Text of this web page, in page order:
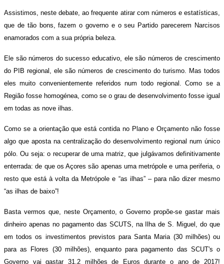
Assistimos, neste debate, ao frequente atirar com números e estatísticas,
que de tão bons, fazem o governo e o seu Partido parecerem Narcisos
enamorados com a sua própria beleza.
Ele são números do sucesso educativo, ele são números de crescimento
do PIB regional, ele são números de crescimento do turismo. Mas todos
eles muito convenientemente referidos num todo regional. Como se a
Região fosse homogénea, como se o grau de desenvolvimento fosse igual
em todas as nove ilhas.
Como se a orientação que está contida no Plano e Orçamento não fosse
algo que aposta na centralização do desenvolvimento regional num único
pólo. Ou seja: o recuperar de uma matriz, que julgávamos definitivamente
enterrada: de que os Açores são apenas uma metrópole e uma periferia, o
resto que está à volta da Metrópole e “as ilhas” – para não dizer mesmo
“as ilhas de baixo”!
Basta vermos que, neste Orçamento, o Governo propõe-se gastar mais
dinheiro apenas no pagamento das SCUTS, na Ilha de S. Miguel, do que
em todos os investimentos previstos para Santa Maria (30 milhões) ou
para as Flores (30 milhões), enquanto para pagamento das SCUT's o
Governo vai gastar 31,2 milhões de Euros durante o ano de 2017!